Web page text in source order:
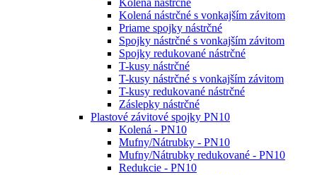
Kolená nástrčné
Kolená nástrčné s vonkajším závitom
Priame spojky nástrčné
Spojky nástrčné s vonkajším závitom
Spojky redukované nástrčné
T-kusy nástrčné
T-kusy nástrčné s vonkajším závitom
T-kusy redukované nástrčné
Záslepky nástrčné
Plastové závitové spojky PN10
Kolená - PN10
Mufny/Nátrubky - PN10
Mufny/Nátrubky redukované - PN10
Redukcie - PN10